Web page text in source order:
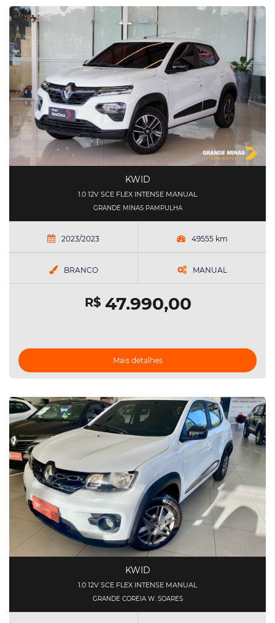
KWID
1.0 12V SCE FLEX INTENSE MANUAL
GRANDE MINAS PAMPULHA
2023/2023 49555 km
BRANCO MANUAL
R$47.990,00
Mais detalhes
KWID
1.0 12V SCE FLEX INTENSE MANUAL
GRANDE COREIA W. SOARES